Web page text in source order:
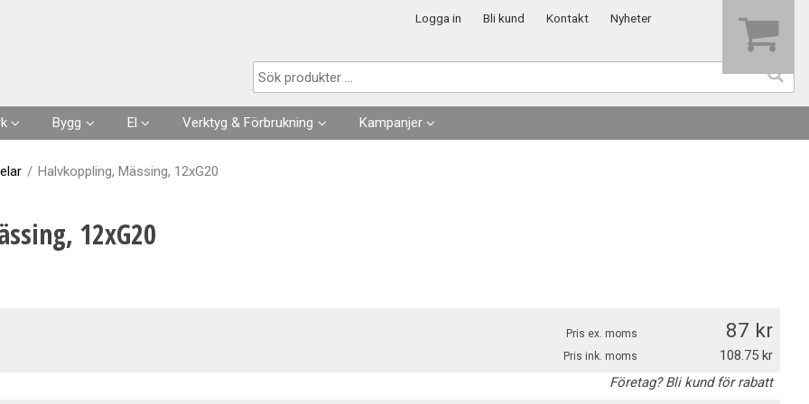
Logga in Bli kund Kontakt Nyheter
Bygg
Husgrunder
El
Kabel
Skarvsladdar, stickproppar
Verktyg & Förbrukning
Förbrukningsvaror
Kampanjer
/ Halvkoppling, Mässing, 12xG20
12xG20
Pris ex. moms 87
Pris ink. moms
108.75
Företag? Bli kund för rabatt